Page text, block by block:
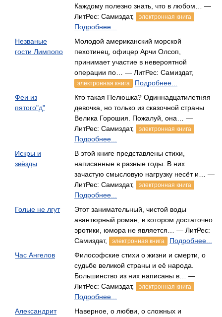
Каждому полезно знать, что в любом… —
ЛитРес: Самиздат,
электронная книга
Подробнее...
Незваные
гости Лимпопо
Молодой американский морской
пехотинец, офицер Арчи Олсоп,
принимает участие в невероятной
операции по… — ЛитРес: Самиздат,
электронная книга
Подробнее...
Феи из
пятого"д"
Кто такая Пелюшка? Одиннадцатилетняя
девочка, но только из сказочной страны
Велика Горошия. Пожалуй, она… —
ЛитРес: Самиздат,
электронная книга
Подробнее...
Искры и
звёзды
В этой книге представлены стихи,
написанные в разные годы. В них
зачастую смысловую нагрузку несёт и… —
ЛитРес: Самиздат,
электронная книга
Подробнее...
Голые не лгут
Этот занимательный, чистой воды
авантюрный роман, в котором достаточно
эротики, юмора не является… — ЛитРес:
Самиздат,
электронная книга
Подробнее...
Час Ангелов
Философские стихи о жизни и смерти, о
судьбе великой страны и её народа.
Большинство из них написаны в… —
ЛитРес: Самиздат,
электронная книга
Подробнее...
Александрит
Наверное, о любви, о сложных и